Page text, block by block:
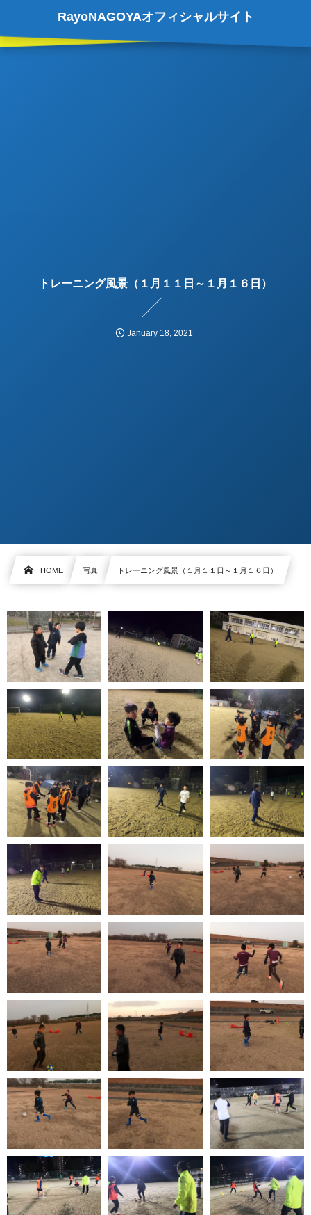
RayoNAGOYAオフィシャルサイト
トレーニング風景（１月１１日～１月１６日）
January 18, 2021
HOME 写真 トレーニング風景（１月１１日～１月１６日）